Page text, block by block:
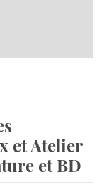
et Atelier
et BD